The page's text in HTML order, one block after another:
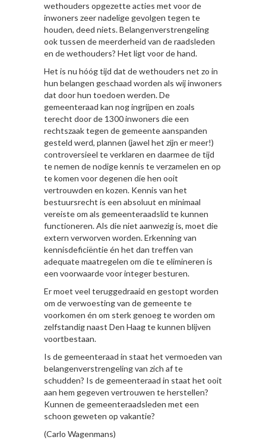
wethouders opgezette acties met voor de
inwoners zeer nadelige gevolgen tegen te
houden, deed niets. Belangenverstrengeling
ook tussen de meerderheid van de raadsleden
en de wethouders? Het ligt voor de hand.
Het is nu hóóg tijd dat de wethouders net zo in
hun belangen geschaad worden als wij inwoners
dat door hun toedoen werden. De
gemeenteraad kan nog ingrijpen en zoals
terecht door de 1300 inwoners die een
rechtszaak tegen de gemeente aanspanden
gesteld werd, plannen (jawel het zijn er meer!)
controversieel te verklaren en daarmee de tijd
te nemen de nodige kennis te verzamelen en op
te komen voor degenen die hen ooit
vertrouwden en kozen. Kennis van het
bestuursrecht is een absoluut en minimaal
vereiste om als gemeenteraadslid te kunnen
functioneren. Als die niet aanwezig is, moet die
extern verworven worden. Erkenning van
kennisdeficiëntie én het dan treffen van
adequate maatregelen om die te elimineren is
een voorwaarde voor integer besturen.
Er moet veel teruggedraaid en gestopt worden
om de verwoesting van de gemeente te
voorkomen én om sterk genoeg te worden om
zelfstandig naast Den Haag te kunnen blijven
voortbestaan.
Is de gemeenteraad in staat het vermoeden van
belangenverstrengeling van zich af te
schudden? Is de gemeenteraad in staat het ooit
aan hem gegeven vertrouwen te herstellen?
Kunnen de gemeenteraadsleden met een
schoon geweten op vakantie?
(Carlo Wagenmans)